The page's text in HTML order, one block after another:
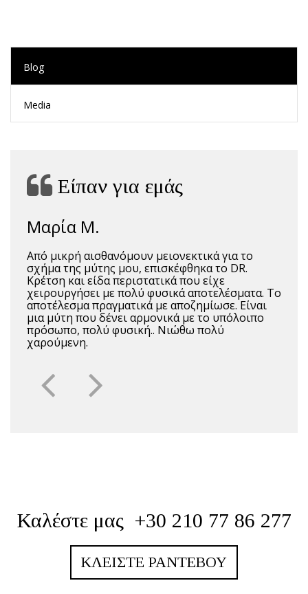
Blog
Media
Είπαν για εμάς
Μαρία Μ.
Από μικρή αισθανόμουν μειονεκτικά για το
σχήμα της μύτης μου, επισκέφθηκα το DR.
Κρέτση και είδα περιστατικά που είχε
χειρουργήσει με πολύ φυσικά αποτελέσματα. Το
αποτέλεσμα πραγματικά με αποζημίωσε. Είναι
μια μύτη που δένει αρμονικά με το υπόλοιπο
πρόσωπο, πολύ φυσική.. Νιώθω πολύ
χαρούμενη.
Καλέστε μας +30 210 77 86 277
ΚΛΕΊΣΤΕ ΡΑΝΤΕΒΟΎ